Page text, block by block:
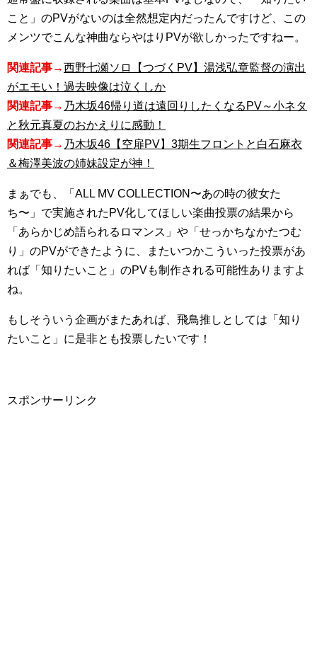
こと」のPVがないのは全然想定内だったんですけど、この
メンツでこんな神曲ならやはりPVが欲しかったですねー。
関連記事→西野七瀬ソロ【つづくPV】湯浅弘章監督の演出
がエモい！過去映像は泣くしか
関連記事→ 乃木坂46帰り道は遠回りしたくなるPV～小ネタ
と秋元真夏のおかえりに感動！
関連記事→ 乃木坂46【空扉PV】3期生フロントと白石麻衣
＆梅澤美波の姉妹設定が神！
まぁでも、「ALL MV COLLECTION〜あの時の彼女た
ち〜」で実施されたPV化してほしい楽曲投票の結果から
「あらかじめ語られるロマンス」や「せっかちなかたつむ
り」のPVができたように、またいつかこういった投票があ
れば「知りたいこと」のPVも制作される可能性ありますよ
ね。
もしそういう企画がまたあれば、飛鳥推しとしては「知り
たいこと」に是非とも投票したいです！
スポンサーリンク